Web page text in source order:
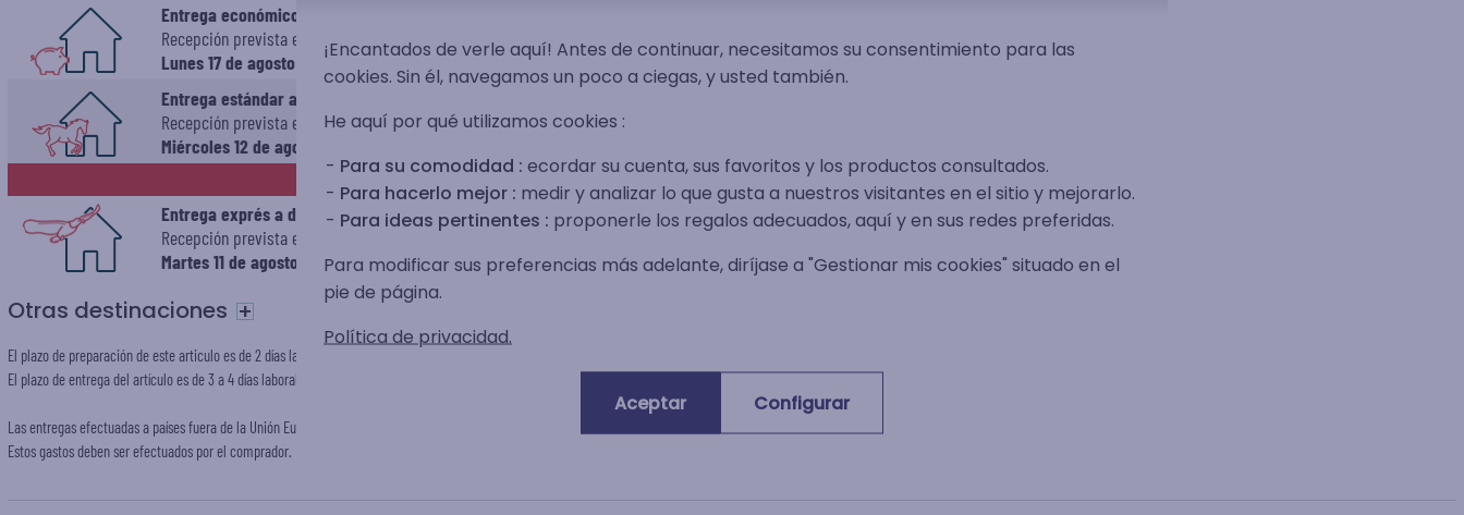
Entrega económico a domicilio
Recepción prevista el
Lunes 17 de agosto 2026
4,95 €
Entrega estándar a domicilio
Recepción prevista el
Miércoles 12 de agosto 2026
EXPRÉS
Entrega exprés a domicilio
Recepción prevista el
Martes 11 de agosto 2026
Otras destinaciones +
El plazo de preparación de este articulo es de 2 días laborables con la entrega estándar y de 1 día laborable con la entrega express.
El plazo de entrega del artículo es de 3 a 4 días laborales en entrega estándar (Colissimo) y de 1 a 2 días laborales en express (Chronopost).
Las entregas efectuadas a países fuera de la Unión Europea pueden estar sometidas a diversos gastos de envío, notablemente la aduana y la TVA de importación.
Estos gastos deben ser efectuados por el comprador.
¡Encantados de verle aquí! Antes de continuar, necesitamos su consentimiento para las
cookies. Sin él, navegamos un poco a ciegas, y usted también.
He aquí por qué utilizamos cookies :
Para su comodidad : ecordar su cuenta, sus favoritos y los productos consultados.
Para hacerlo mejor : medir y analizar lo que gusta a nuestros visitantes en el sitio y mejorarlo.
Para ideas pertinentes : proponerle los regalos adecuados, aquí y en sus redes preferidas.
Para modificar sus preferencias más adelante, diríjase a "Gestionar mis cookies" situado en el
pie de página.
Política de privacidad.
Aceptar Configurar